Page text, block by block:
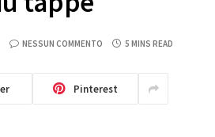
NESSUN COMMENTO 5 MINS READ
Pinterest